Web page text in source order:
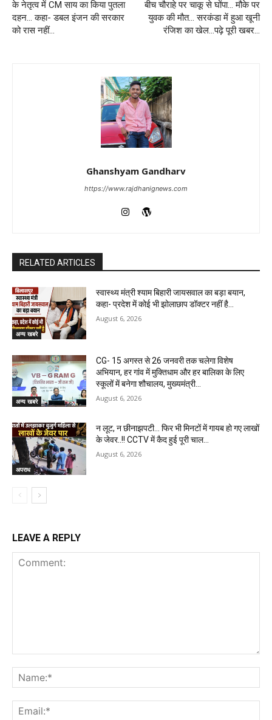
के नेतृत्व में CM साय का किया पुतला
दहन… कहा- डबल इंजन की सरकार
को रास नहीं…
बीच चौराहे पर चाकू से घोंपा… मौके पर
युवक की मौत… सरकंडा में हुआ खूनी
रंजिश का खेल…पढ़े पूरी खबर…
Ghanshyam Gandharv
https://www.rajdhanignews.com
RELATED ARTICLES
अन्य खबरे
स्वास्थ्य मंत्री श्याम बिहारी जायसवाल का बड़ा बयान,
कहा- प्रदेश में कोई भी झोलाछाप डॉक्टर नहीं है…
August 6, 2026
अन्य खबरे
CG- 15 अगस्त से 26 जनवरी तक चलेगा विशेष
अभियान, हर गांव में मुक्तिधाम और हर बालिका के लिए
स्कूलों में बनेगा शौचालय, मुख्यमंत्री...
August 6, 2026
अपराध
न लूट, न छीनाझपटी… फिर भी मिनटों में गायब हो गए लाखों
के जेवर..!! CCTV में कैद हुई पूरी चाल…
August 6, 2026
LEAVE A REPLY